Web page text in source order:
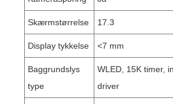
Skærmstørrelse 17.3
Display tykkelse <7 mm
Baggrundslys
type
WLED, 15K timer,
driver